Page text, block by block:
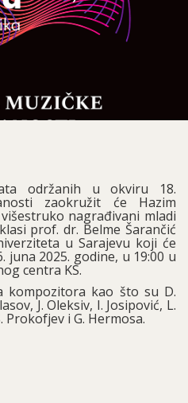
održanih u okviru 18.
zaokružit će Hazim
nagrađivani mladi
prof. dr. Belme Šarančić
u Sarajevu koji će
2025. godine, u 19:00 u
centra KS.
kompozitora kao što su D.
J. Oleksiv, I. Josipović, L.
Prokofjev i G. Hermosa.